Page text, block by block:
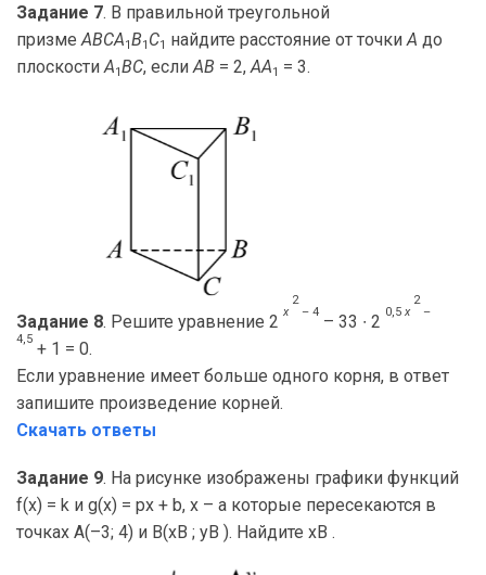
Задание 7. В правильной треугольной
призмеABCA1B1 C1 найдите расстояние от точкиA до
плоскостиA1BC, еслиAB = 2,AA1 = 3.
Задание 8. Решите уравнение 2 x
2
– 4 – 33 ∙ 2 0,5 x
2
–
4,5 + 1 = 0.
Если уравнение имеет больше одного корня, в ответ
запишите произведение корней.
Скачать ответы
Задание 9. На рисунке изображены графики функций
f(x) = k и g(x) = px + b, x – a которые пересекаются в
точках A(–3; 4) и B(xB ; yB ). Найдите xB .